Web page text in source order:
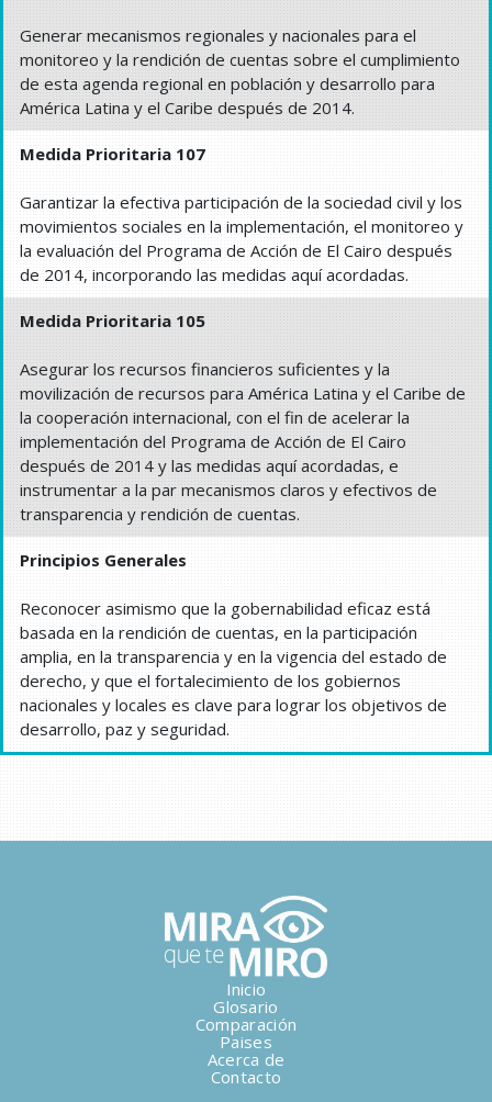
Generar mecanismos regionales y nacionales para el
monitoreo y la rendición de cuentas sobre el cumplimiento
de esta agenda regional en población y desarrollo para
América Latina y el Caribe después de 2014.
Medida Prioritaria 107
Garantizar la efectiva participación de la sociedad civil y los
movimientos sociales en la implementación, el monitoreo y
la evaluación del Programa de Acción de El Cairo después
de 2014, incorporando las medidas aquí acordadas.
Medida Prioritaria 105
Asegurar los recursos financieros suficientes y la
movilización de recursos para América Latina y el Caribe de
la cooperación internacional, con el fin de acelerar la
implementación del Programa de Acción de El Cairo
después de 2014 y las medidas aquí acordadas, e
instrumentar a la par mecanismos claros y efectivos de
transparencia y rendición de cuentas.
Principios Generales
Reconocer asimismo que la gobernabilidad eficaz está
basada en la rendición de cuentas, en la participación
amplia, en la transparencia y en la vigencia del estado de
derecho, y que el fortalecimiento de los gobiernos
nacionales y locales es clave para lograr los objetivos de
desarrollo, paz y seguridad.
Inicio
Glosario
Comparación
Paises
Acerca de
Contacto